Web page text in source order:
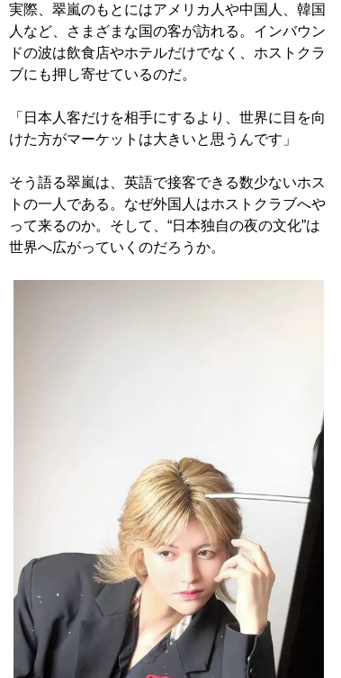
実際、翠嵐のもとにはアメリカ人や中国人、韓国
人など、さまざまな国の客が訪れる。インバウン
ドの波は飲食店やホテルだけでなく、ホストクラ
ブにも押し寄せているのだ。
「日本人客だけを相手にするより、世界に目を向
けた方がマーケットは大きいと思うんです」
そう語る翠嵐は、英語で接客できる数少ないホス
トの一人である。なぜ外国人はホストクラブへや
って来るのか。そして、“日本独自の夜の文化”は
世界へ広がっていくのだろうか。